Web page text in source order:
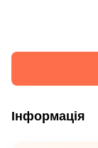
Інформація